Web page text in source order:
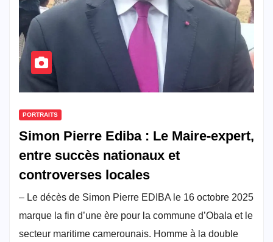
PORTRAITS
Simon Pierre Ediba : Le Maire-expert,
entre succès nationaux et
controverses locales
– Le décès de Simon Pierre EDIBA le 16 octobre 2025
marque la fin d’une ère pour la commune d’Obala et le
secteur maritime camerounais. Homme à la double